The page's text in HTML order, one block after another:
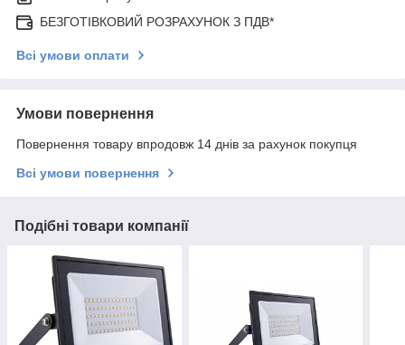
БЕЗГОТІВКОВИЙ РОЗРАХУНОК З ПДВ*
Всі умови оплати
Умови повернення
Повернення товару впродовж 14 днів за рахунок покупця
Всі умови повернення
Подібні товари компанії